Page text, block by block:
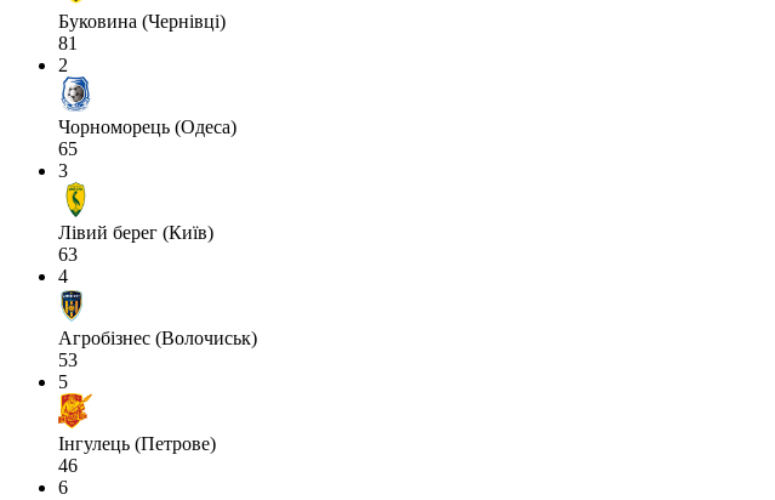
Буковина (Чернівці)
81
2
Чорноморець (Одеса)
65
3
Лівий берег (Київ)
63
4
Агробізнес (Волочиськ)
53
5
Інгулець (Петрове)
46
6